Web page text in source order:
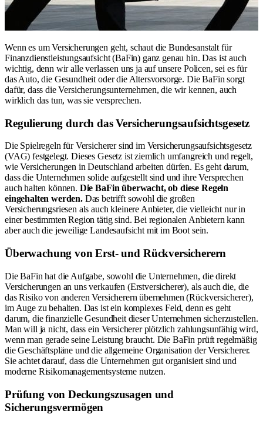
Wenn es um Versicherungen geht, schaut die Bundesanstalt für
Finanzdienstleistungsaufsicht (BaFin) ganz genau hin. Das ist auch
wichtig, denn wir alle verlassen uns ja auf unsere Policen, sei es für
das Auto, die Gesundheit oder die Altersvorsorge. Die BaFin sorgt
dafür, dass die Versicherungsunternehmen, die wir kennen, auch
wirklich das tun, was sie versprechen.
Regulierung durch das Versicherungsaufsichtsgesetz
Die Spielregeln für Versicherer sind im Versicherungsaufsichtsgesetz
(VAG) festgelegt. Dieses Gesetz ist ziemlich umfangreich und regelt,
wie Versicherungen in Deutschland arbeiten dürfen. Es geht darum,
dass die Unternehmen solide aufgestellt sind und ihre Versprechen
auch halten können. Die BaFin überwacht, ob diese Regeln
eingehalten werden.Das betrifft sowohl die großen
Versicherungsriesen als auch kleinere Anbieter, die vielleicht nur in
einer bestimmten Region tätig sind. Bei regionalen Anbietern kann
aber auch die jeweilige Landesaufsicht mit im Boot sein.
Überwachung von Erst- und Rückversicherern
Die BaFin hat die Aufgabe, sowohl die Unternehmen, die direkt
Versicherungen an uns verkaufen (Erstversicherer), als auch die, die
das Risiko von anderen Versicherern übernehmen (Rückversicherer),
im Auge zu behalten. Das ist ein komplexes Feld, denn es geht
darum, die finanzielle Gesundheit dieser Unternehmen sicherzustellen.
Man will ja nicht, dass ein Versicherer plötzlich zahlungsunfähig wird,
wenn man gerade seine Leistung braucht. Die BaFin prüft regelmäßig
die Geschäftspläne und die allgemeine Organisation der Versicherer.
Sie achtet darauf, dass die Unternehmen gut organisiert sind und
moderne Risikomanagementsysteme nutzen.
Prüfung von Deckungszusagen und
Sicherungsvermögen